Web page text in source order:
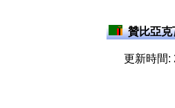
贊比亞
更新時間: